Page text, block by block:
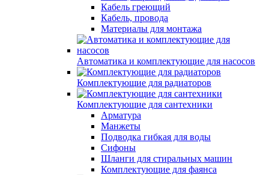
Кабель греющий
Кабель, провода
Материалы для монтажа
Автоматика и комплектующие для насосов
Комплектующие для радиаторов
Комплектующие для сантехники
Арматура
Манжеты
Подводка гибкая для воды
Сифоны
Шланги для стиральных машин
Комплектующие для фаянса